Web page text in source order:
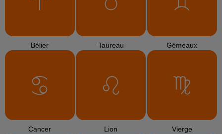
Bélier Taureau Gémeaux
Cancer Lion Vierge